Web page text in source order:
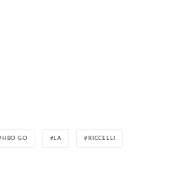
HBO GO LA RICCELLI